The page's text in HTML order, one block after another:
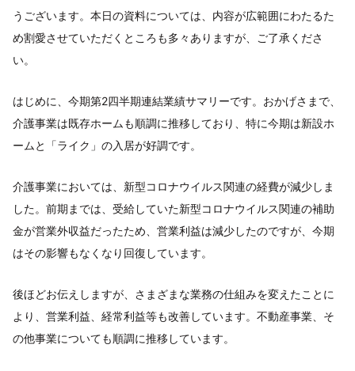
うございます。本日の資料については、内容が広範囲にわたるた
め割愛させていただくところも多々ありますが、ご了承くださ
い。
はじめに、今期第2四半期連結業績サマリーです。おかげさまで、
介護事業は既存ホームも順調に推移しており、特に今期は新設ホ
ームと「ライク」の入居が好調です。
介護事業においては、新型コロナウイルス関連の経費が減少しま
した。前期までは、受給していた新型コロナウイルス関連の補助
金が営業外収益だったため、営業利益は減少したのですが、今期
はその影響もなくなり回復しています。
後ほどお伝えしますが、さまざまな業務の仕組みを変えたことに
より、営業利益、経常利益等も改善しています。不動産事業、そ
の他事業についても順調に推移しています。